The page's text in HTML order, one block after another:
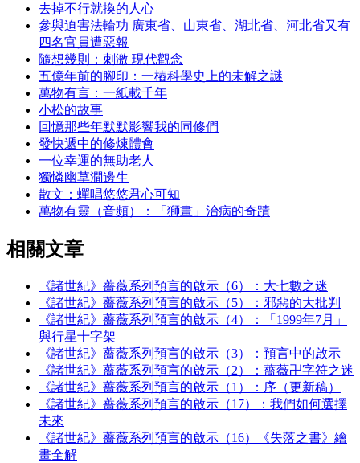
去掉不行就換的人心
參與迫害法輪功 廣東省、山東省、湖北省、河北省又有
四名官員遭惡報
隨想幾則：刺激 現代觀念
五億年前的腳印：一樁科學史上的未解之謎
萬物有言：一紙載千年
小松的故事
回憶那些年默默影響我的同修們
發快遞中的修煉體會
一位幸運的無助老人
獨憐幽草澗邊生
散文：蟬唱悠悠君心可知
萬物有靈（音頻）：「獅畫」治病的奇蹟
相關文章
《諸世紀》薔薇系列預言的啟示（6）：大七數之迷
《諸世紀》薔薇系列預言的啟示（5）：邪惡的大批判
《諸世紀》薔薇系列預言的啟示（4）：「1999年7月」
與行星十字架
《諸世紀》薔薇系列預言的啟示（3）：預言中的啟示
《諸世紀》薔薇系列預言的啟示（2）：薔薇卍字符之迷
《諸世紀》薔薇系列預言的啟示（1）：序（更新稿）
《諸世紀》薔薇系列預言的啟示（17）：我們如何選擇
未來
《諸世紀》薔薇系列預言的啟示（16）《失落之書》繪
畫全解